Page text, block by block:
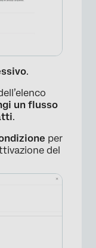
.
un flusso
.
per
del